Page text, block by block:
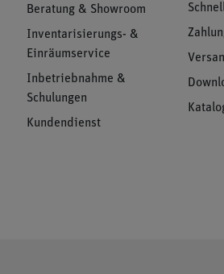
Beratung & Showroom
Inventarisierungs- &
Einräumservice
Inbetriebnahme &
Schulungen
Kundendienst